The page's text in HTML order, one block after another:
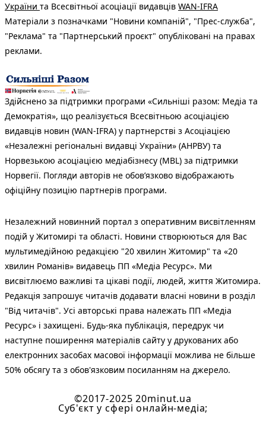
України та Всесвітньої асоціації видавців WAN-IFRA
Матеріали з позначками "Новини компаній", "Прес-служба",
"Реклама" та "Партнерський проєкт" опубліковані на правах
реклами.
Здійснено за підтримки програми «Сильніші разом: Медіа та
Демократія», що реалізується Всесвітньою асоціацією
видавців новин (WAN-IFRA) у партнерстві з Асоціацією
«Незалежні регіональні видавці України» (АНРВУ) та
Норвезькою асоціацією медіабізнесу (MBL) за підтримки
Норвегії. Погляди авторів не обов’язково відображають
офіційну позицію партнерів програми.
Незалежний новинний портал з оперативним висвітленням
подій у Житомирі та області. Новини створюються для Вас
мультимедійною редакцією "20 хвилин Житомир" та «20
хвилин Романів» видавець ПП «Медіа Ресурс». Ми
висвітлюємо важливі та цікаві події, людей, життя Житомира.
Редакція запрошує читачів додавати власні новини в розділ
"Від читачів". Усі авторські права належать ПП «Медіа
Ресурс» і захищені. Будь-яка публiкацiя, передрук чи
наступне поширення матеріалів сайту у друкованих або
електронних засобах масової інформації можлива не більше
50% обсягу та з обов'язковим посиланням на джерело.
©2017-2025 20minut.ua
Cуб'єкт у сфері онлайн-медіа;